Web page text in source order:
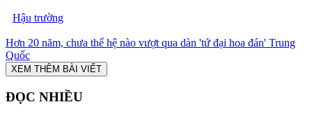
Hậu trường
Hơn 20 năm, chưa thế hệ nào vượt qua dàn 'tứ đại hoa đán' Trung
Quốc
XEM THÊM BÀI VIẾT
ĐỌC NHIỀU